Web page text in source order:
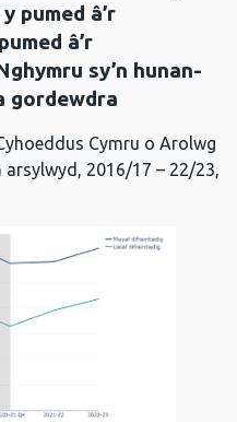
pumed â’r
â’r
sy’n hunan-
gordewdra
Cymru o Arolwg
arsylwyd, 2016/17 – 22/23,